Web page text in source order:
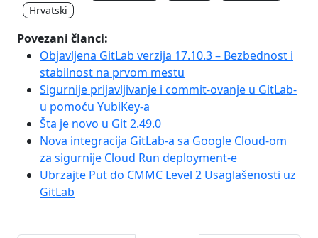
Hrvatski
Povezani članci:
Objavljena GitLab verzija 17.10.3 – Bezbednost i
stabilnost na prvom mestu
Sigurnije prijavljivanje i commit-ovanje u GitLab-
u pomoću YubiKey-a
Šta je novo u Git 2.49.0
Nova integracija GitLab-a sa Google Cloud-om
za sigurnije Cloud Run deployment-e
Ubrzajte Put do CMMC Level 2 Usaglašenosti uz
GitLab